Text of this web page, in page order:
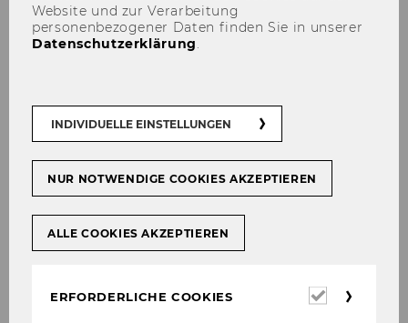
EVENTS
Website und zur Verarbeitung
personenbezogener Daten finden Sie in unserer
Datenschutzerklärung.
INDIVIDUELLE EINSTELLUNGEN
NUR NOTWENDIGE COOKIES AKZEPTIEREN
ALLE COOKIES AKZEPTIEREN
ERFORDERLICHE COOKIES